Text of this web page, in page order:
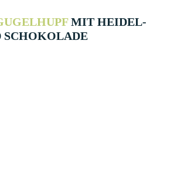
MIT HEIDEL­
SCHOKO­LADE